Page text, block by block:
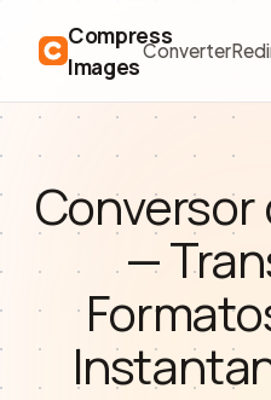
Compress
Images
Converter
Conversor
—